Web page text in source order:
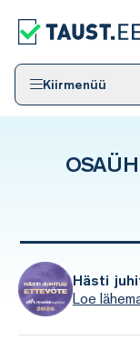
Kiirmenüü
Hästi
Loe